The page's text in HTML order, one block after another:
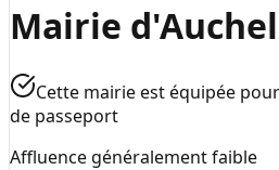
Mairie d'Auchel
Cette mairie est équipée
de passeport
Affluence généralement faible